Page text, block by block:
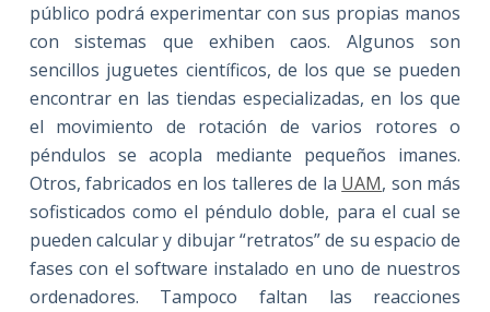
público podrá experimentar con sus propias manos
con sistemas que exhiben caos. Algunos son
sencillos juguetes científicos, de los que se pueden
encontrar en las tiendas especializadas, en los que
el movimiento de rotación de varios rotores o
péndulos se acopla mediante pequeños imanes.
Otros, fabricados en los talleres de la UAM, son más
sofisticados como el péndulo doble, para el cual se
pueden calcular y dibujar “retratos” de su espacio de
fases con el software instalado en uno de nuestros
ordenadores. Tampoco faltan las reacciones